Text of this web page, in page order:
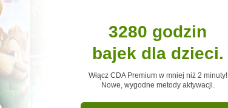
dot. praw autorskich proszę o kontakt pod
wiedzy i ciekawostek z dziedzin takich
społecznych. Poza regularnymi odcinkami
wywiady i wypowiedzi ludzi takich jak Jordan
Tawhidi i innych.
3280 godzin
bajek dla dzieci.
Włącz CDA Premium w mniej niż 2 minuty!
Nowe, wygodne metody aktywacji.